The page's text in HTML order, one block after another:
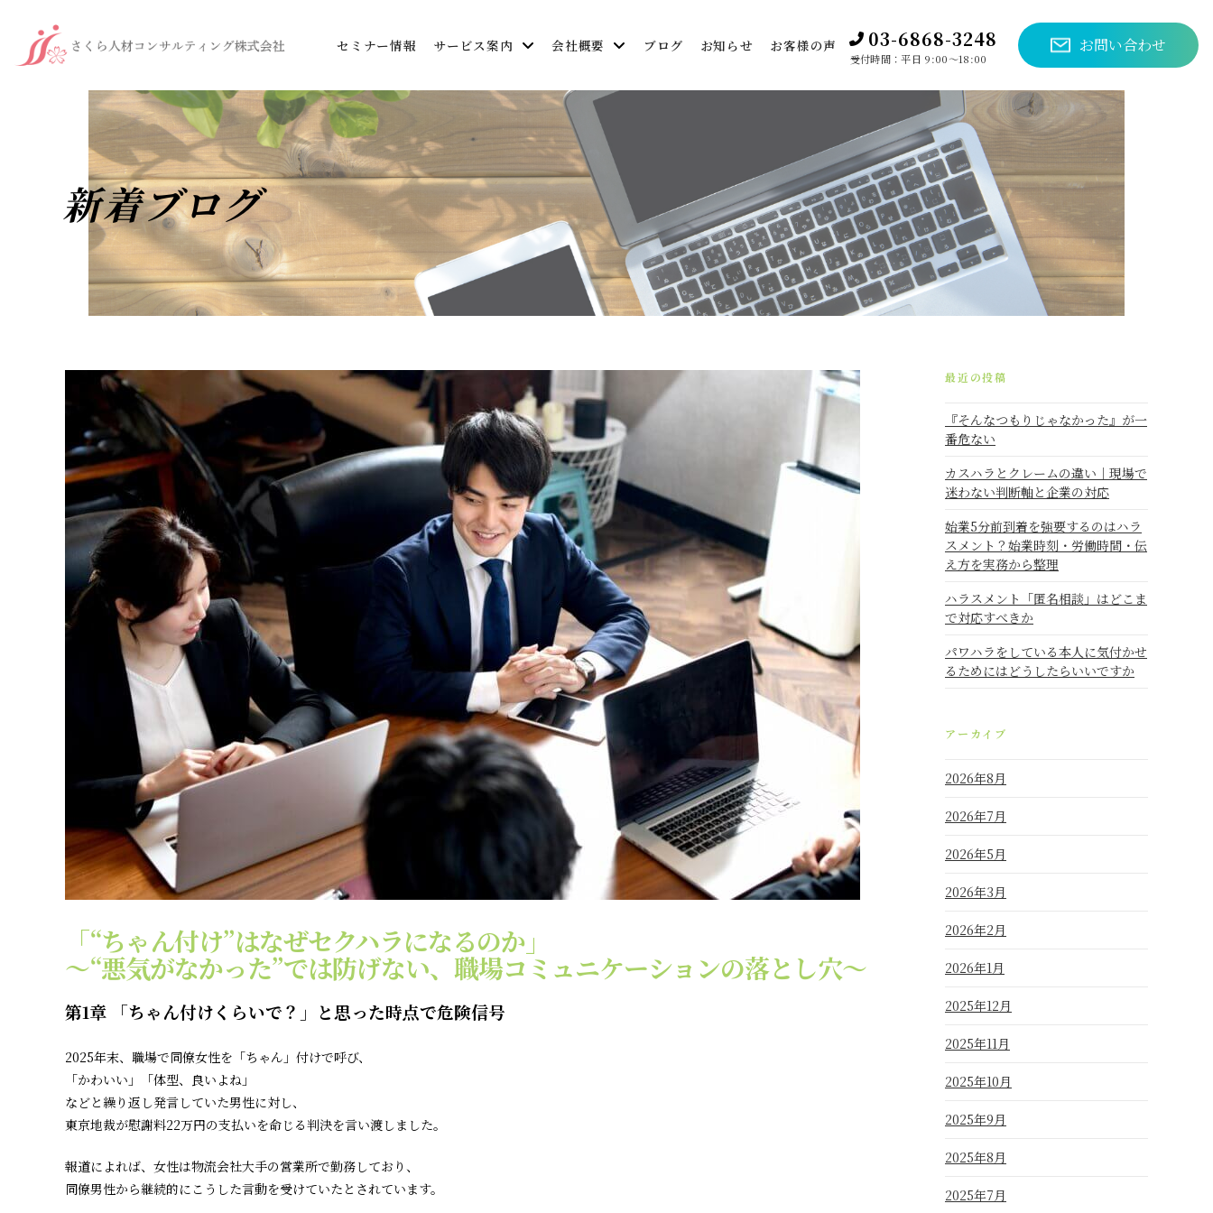
セミナー情報 サービス案内 会社概要 ブログ お知らせ お客様の声 03-6868-3248
受付時間：平日 9:00～18:00
お問い合わせ
新着ブログ
「“ちゃん付け”はなぜセクハラになるのか」
〜“悪気がなかった”では防げない、職場コミュニケーションの落とし穴〜
第1章 「ちゃん付けくらいで？」と思った時点で危険信号
2025年末、職場で同僚女性を「ちゃん」付けで呼び、
「かわいい」「体型、良いよね」
などと繰り返し発言していた男性に対し、
東京地裁が慰謝料22万円の支払いを命じる判決を言い渡しました。
報道によれば、女性は物流会社大手の営業所で勤務しており、
同僚男性から継続的にこうした言動を受けていたとされています。
最近の投稿
『そんなつもりじゃなかった』が一
番危ない
カスハラとクレームの違い｜現場で
迷わない判断軸と企業の対応
始業5分前到着を強要するのはハラ
スメント？始業時刻・労働時間・伝
え方を実務から整理
ハラスメント「匿名相談」はどこま
で対応すべきか
パワハラをしている本人に気付かせ
るためにはどうしたらいいですか
アーカイブ
2026年8月
2026年7月
2026年5月
2026年3月
2026年2月
2026年1月
2025年12月
2025年11月
2025年10月
2025年9月
2025年8月
2025年7月